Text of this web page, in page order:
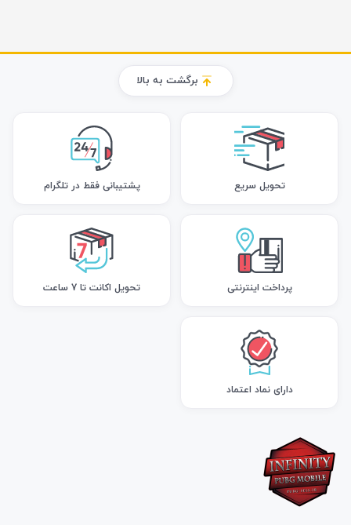
برگشت به بالا
تحویل سریع پشتیبانی فقط در تلگرام
پرداخت اینترنتی تحویل اکانت تا 7 ساعت
دارای نماد اعتماد